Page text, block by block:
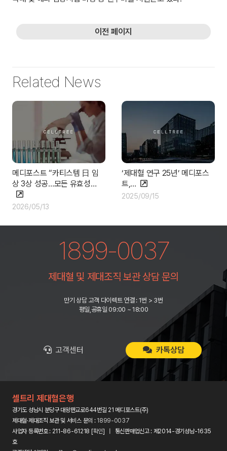
이전 페이지
Related News
메디포스트 “카티스템 日 임
상 3상 성공…모든 유효성…
2026/05/13
‘제대혈 연구 25년’ 메디포스
트,…
2025/09/15
1899-0037
제대혈 및 제대조직 보관 상담 문의
만기 상담 고객 다이렉트 연결 : 1번 > 3번
평일,공휴일 09:00 ~ 18:00
고객센터 카톡상담
셀트리 제대혈은행
경기도 성남시 분당구 대왕판교로644번길 21 메디포스트(주)
제대혈·제대조직 보관 및 서비스 문의 : 1899-0037
사업자 등록번호 : 211-86-61218 [확인] | 통신판매업신고 : 제2014-경기성남-1635
호